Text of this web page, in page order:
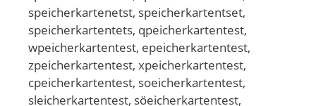
speicherkartenetst, speicherkartentset,
speicherkartentets, qpeicherkartentest,
wpeicherkartentest, epeicherkartentest,
zpeicherkartentest, xpeicherkartentest,
cpeicherkartentest, soeicherkartentest,
sleicherkartentest, söeicherkartentest,